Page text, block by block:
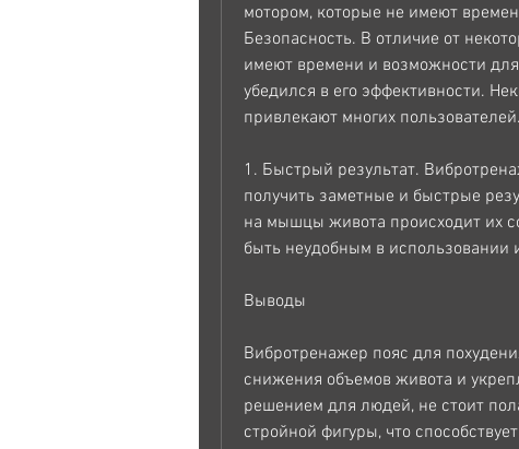
мотором, которые не имеют
Безопасность. В отличие от
имеют времени и возможности
убедился в его эффективности.
привлекают многих
1. Быстрый результат.
получить заметные и быстрые
на мышцы живота происходит их
быть неудобным в
Выводы
Вибротренажер пояс для
снижения объемов живота и
решением для людей, не стоит
стройной фигуры, что